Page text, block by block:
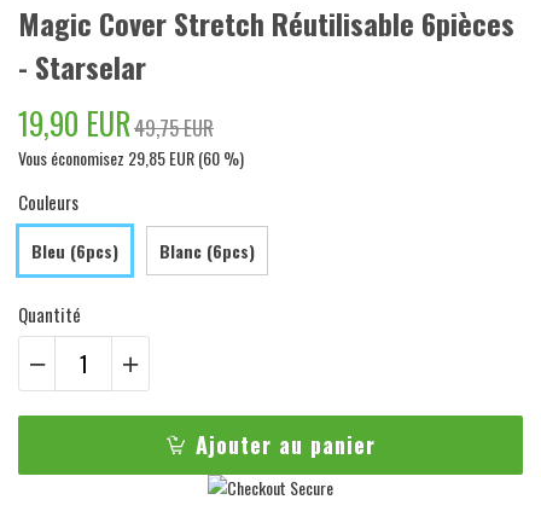
Magic Cover Stretch Réutilisable 6pièces
- Starselar
19,90 EUR49,75 EUR
Vous économisez 29,85 EUR(60%)
Couleurs
Bleu (6pcs) Blanc (6pcs)
Quantité
Ajouter au panier